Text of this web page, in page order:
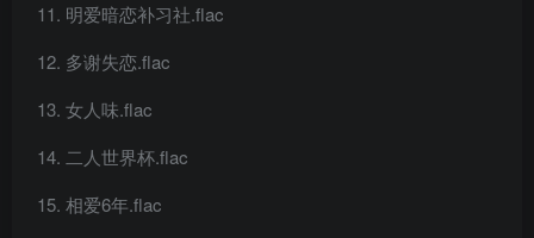
明爱暗恋补习社.flac
多谢失恋.flac
女人味.flac
二人世界杯.flac
相爱6年.flac